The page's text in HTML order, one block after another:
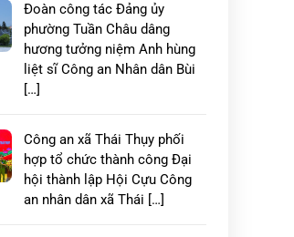
Đoàn công tác Đảng ủy
phường Tuần Châu dâng
hương tưởng niệm Anh hùng
liệt sĩ Công an Nhân dân Bùi
[…]
Công an xã Thái Thụy phối
hợp tổ chức thành công Đại
hội thành lập Hội Cựu Công
an nhân dân xã Thái […]